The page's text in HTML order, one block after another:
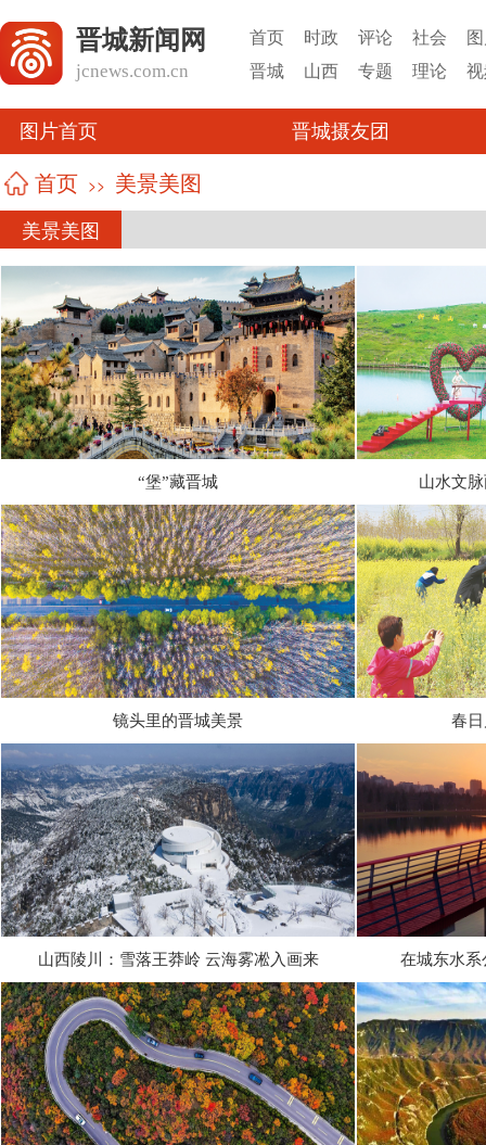
晋城新闻网
jcnews.com.cn
首页 时政 评论 社会
晋城
山西 专题 理论
图片首页 晋城摄友团
首页 >> 美景美图
美景美图
“堡”藏晋城 山水文
镜头里的晋城美景 春
山西陵川：雪落王莽岭 云海雾凇入画来 在城东水系